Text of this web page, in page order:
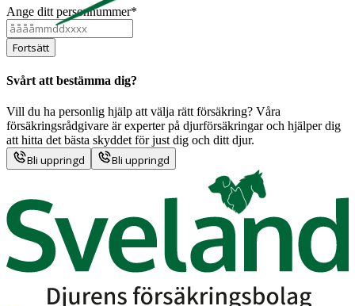
Ange ditt personnummer*
Fortsätt
Svårt att bestämma dig?
Vill du ha personlig hjälp att välja rätt försäkring? Våra
försäkringsrådgivare är experter på djurförsäkringar och hjälper dig
att hitta det bästa skyddet för just dig och ditt djur.
Bli uppringd Bli uppringd